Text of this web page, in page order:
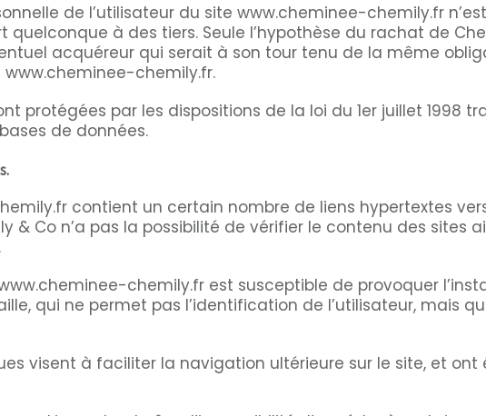
de l’utilisateur du site www.cheminee-chemily.fr
quelconque à des tiers. Seule l’hypothèse du rachat de
acquéreur qui serait à son tour tenu de la même
www.cheminee-chemily.fr.
protégées par les dispositions de la loi du 1er juillet 1998
de données.
contient un certain nombre de liens hypertextes
& Co n’a pas la possibilité de vérifier le contenu des sites
chemily.fr est susceptible de provoquer
qui ne permet pas l’identification de l’utilisateur, mais
visent à faciliter la navigation ultérieure sur le site, et